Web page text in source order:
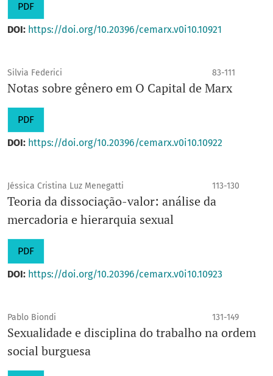
PDF
DOI: https://doi.org/10.20396/cemarx.v0i10.10921
Silvia Federici 83-111
Notas sobre gênero em O Capital de Marx
PDF
DOI: https://doi.org/10.20396/cemarx.v0i10.10922
Jéssica Cristina Luz Menegatti 113-130
Teoria da dissociação-valor: análise da
mercadoria e hierarquia sexual
PDF
DOI: https://doi.org/10.20396/cemarx.v0i10.10923
Pablo Biondi 131-149
Sexualidade e disciplina do trabalho na ordem
social burguesa